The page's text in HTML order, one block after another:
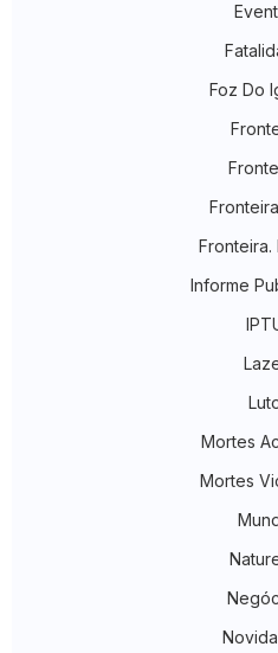
Foz Do
Fronteira.
Informe
Mortes
Mortes